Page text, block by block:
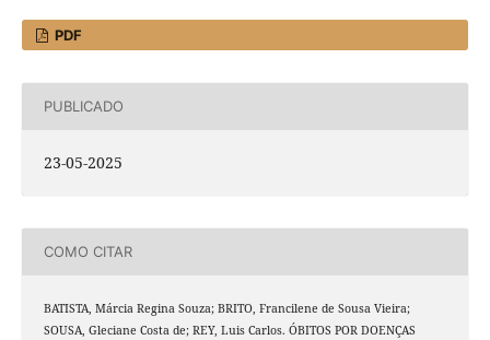
PDF
PUBLICADO
23-05-2025
COMO CITAR
BATISTA, Márcia Regina Souza; BRITO, Francilene de Sousa Vieira;
SOUSA, Gleciane Costa de; REY, Luis Carlos. ÓBITOS POR DOENÇAS